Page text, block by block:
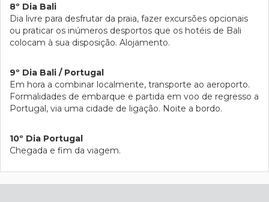
8º Dia Bali
Dia livre para desfrutar da praia, fazer excursões opcionais
ou praticar os inúmeros desportos que os hotéis de Bali
colocam à sua disposição. Alojamento.
9º Dia Bali / Portugal
Em hora a combinar localmente, transporte ao aeroporto.
Formalidades de embarque e partida em voo de regresso a
Portugal, via uma cidade de ligação. Noite a bordo.
10º Dia Portugal
Chegada e fim da viagem.